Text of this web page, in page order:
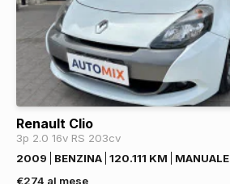
Renault Clio
3p 2.0 16v RS 203cv
2009
BENZINA 120.111 KM
MANUALE
€274 al mese